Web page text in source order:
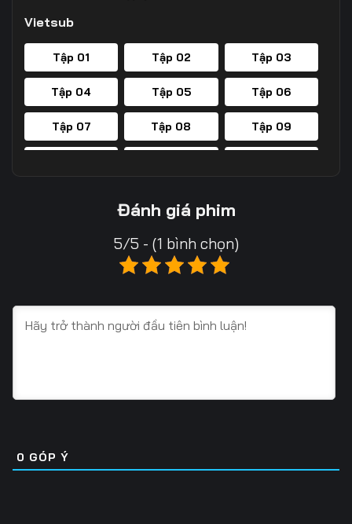
Vietsub
Tập 01 Tập 02 Tập 03
Tập 04 Tập 05 Tập 06
Tập 07 Tập 08 Tập 09
Tập 20
Tập 25 Tập 26
Tập 31 Tập 32 Tập 33
Tập 37 Tập 38 Tập 39
Đánh giá phim
5/5 - (1 bình chọn)
0 GÓP Ý